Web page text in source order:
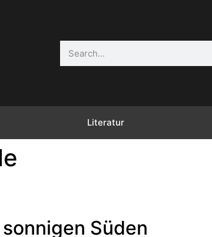
Literatur
Süden